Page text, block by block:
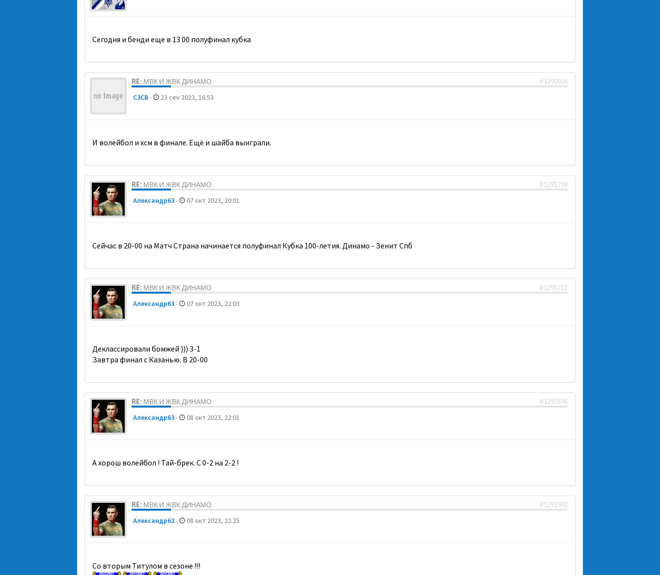
Сегодня и бенди еще в 13 00 полуфинал кубка
RE: МВК И ЖВК ДИНАМО #1290936
C3CB- 23 сен 2023, 16:53
И волейбол и хсм в финале. Ещё и шайба выиграли.
RE: МВК И ЖВК ДИНАМО #1291708
Александр63- 07 окт 2023, 20:01
Сейчас в 20-00 на Матч Страна начинается полуфинал Кубка 100-летия. Динамо - Зенит Спб
RE: МВК И ЖВК ДИНАМО #1291711
Александр63- 07 окт 2023, 22:03
Деклассировали бомжей ))) 3-1
Завтра финал с Казанью. В 20-00
RE: МВК И ЖВК ДИНАМО #1291896
Александр63- 08 окт 2023, 22:01
А хорош волейбол ! Тай-брек. С 0-2 на 2-2 !
RE: МВК И ЖВК ДИНАМО #1291902
Александр63- 08 окт 2023, 22:25
Со вторым Титулом в сезоне !!!